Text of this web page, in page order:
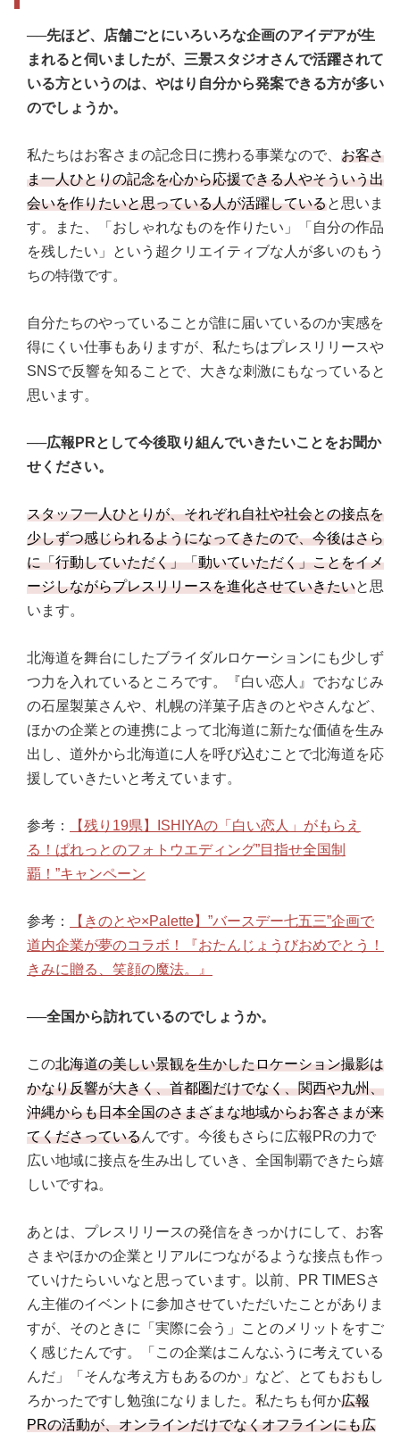
──先ほど、店舗ごとにいろいろな企画のアイデアが生
まれると伺いましたが、三景スタジオさんで活躍されて
いる方というのは、やはり自分から発案できる方が多い
のでしょうか。
私たちはお客さまの記念日に携わる事業なので、 お客さ
ま一人ひとりの記念を心から応援できる人やそういう出
会いを作りたいと思っている人が活躍していると思いま
す。また、「おしゃれなものを作りたい」「自分の作品
を残したい」という超クリエイティブな人が多いのもう
ちの特徴です。
自分たちのやっていることが誰に届いているのか実感を
得にくい仕事もありますが、私たちはプレスリリースや
SNSで反響を知ることで、大きな刺激にもなっていると
思います。
──広報PRとして今後取り組んでいきたいことをお聞か
せください。
スタッフ一人ひとりが、それぞれ自社や社会との接点を
少しずつ感じられるようになってきたので、今後はさら
に「行動していただく」「動いていただく」ことをイメ
ージしながらプレスリリースを進化させていきたいと思
います。
北海道を舞台にしたブライダルロケーションにも少しず
つ力を入れているところです。『白い恋人』でおなじみ
の石屋製菓さんや、札幌の洋菓子店きのとやさんなど、
ほかの企業との連携によって北海道に新たな価値を生み
出し、道外から北海道に人を呼び込むことで北海道を応
援していきたいと考えています。
参考：
【残り19県】ISHIYAの「白い恋人」がもらえ
る！ぱれっとのフォトウエディング”目指せ全国制
覇！”キャンペーン
参考：
【きのとや×Palette】”バースデー七五三”企画で
道内企業が夢のコラボ！『おたんじょうびおめでとう！
きみに贈る、笑顔の魔法。』
──全国から訪れているのでしょうか。
この北海道の美しい景観を生かしたロケーション撮影は
かなり反響が大きく、首都圏だけでなく、関西や九州、
沖縄からも日本全国のさまざまな地域からお客さまが来
てくださっているんです。今後もさらに広報PRの力で
広い地域に接点を生み出していき、全国制覇できたら嬉
しいですね。
あとは、プレスリリースの発信をきっかけにして、お客
さまやほかの企業とリアルにつながるような接点も作っ
ていけたらいいなと思っています。以前、PR TIMESさ
ん主催のイベントに参加させていただいたことがありま
すが、そのときに「実際に会う」ことのメリットをすご
く感じたんです。「この企業はこんなふうに考えている
んだ」「そんな考え方もあるのか」など、とてもおもし
ろかったですし勉強になりました。私たちも何か広報
PRの活動が、オンラインだけでなくオフラインにも広